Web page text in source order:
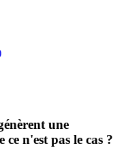
une
n'est pas le cas ?